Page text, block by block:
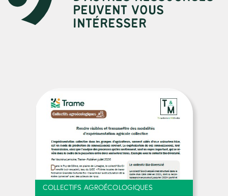
PEUVENT VOUS
INTÉRESSER
COLLECTIFS AGROÉCOLOGIQUES